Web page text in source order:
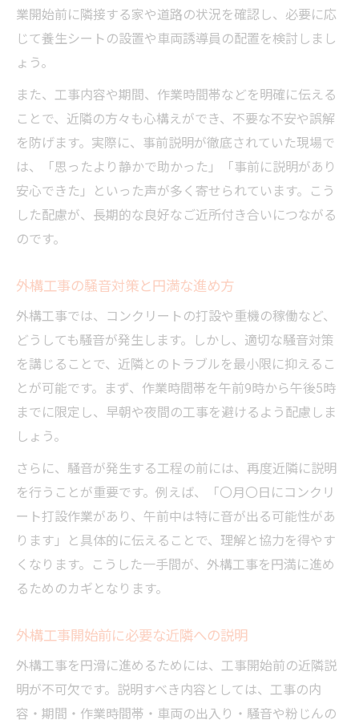
業開始前に隣接する家や道路の状況を確認し、必要に応
じて養生シートの設置や車両誘導員の配置を検討しまし
ょう。
また、工事内容や期間、作業時間帯などを明確に伝える
ことで、近隣の方々も心構えができ、不要な不安や誤解
を防げます。実際に、事前説明が徹底されていた現場で
は、「思ったより静かで助かった」「事前に説明があり
安心できた」といった声が多く寄せられています。こう
した配慮が、長期的な良好なご近所付き合いにつながる
のです。
外構工事の騒音対策と円満な進め方
外構工事では、コンクリートの打設や重機の稼働など、
どうしても騒音が発生します。しかし、適切な騒音対策
を講じることで、近隣とのトラブルを最小限に抑えるこ
とが可能です。まず、作業時間帯を午前9時から午後5時
までに限定し、早朝や夜間の工事を避けるよう配慮しま
しょう。
さらに、騒音が発生する工程の前には、再度近隣に説明
を行うことが重要です。例えば、「〇月〇日にコンクリ
ート打設作業があり、午前中は特に音が出る可能性があ
ります」と具体的に伝えることで、理解と協力を得やす
くなります。こうした一手間が、外構工事を円満に進め
るためのカギとなります。
外構工事開始前に必要な近隣への説明
外構工事を円滑に進めるためには、工事開始前の近隣説
明が不可欠です。説明すべき内容としては、工事の内
容・期間・作業時間帯・車両の出入り・騒音や粉じんの